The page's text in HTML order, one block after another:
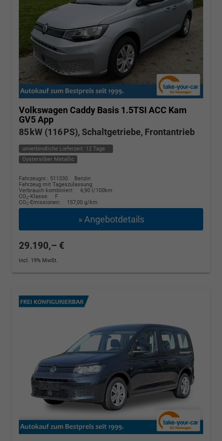
Volkswagen Caddy Basis 1.5TSI ACC Kam
GV5 App
85 kW (116 PS), Schaltgetriebe, Frontantrieb
unverbindliche Lieferzeit: 12 Tage
Oystersilber Metallic
Fahrzeugnr.: 511330
Benzin
Fahrzeug mit Tageszulassung
Verbrauch kombiniert:
6,90 l/100km
CO2-Klasse:
F
CO2-Emissionen: 157,00 g/km
» Angebotdetails
29.190,– €
incl. 19% MwSt.